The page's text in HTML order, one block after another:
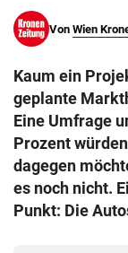
search
eingeben
© Krone
Muthgasse 2,
Von Wien
Kaum ein
geplante
Eine Umfrage
Prozent
dagegen
es noch nicht.
Punkt: Die